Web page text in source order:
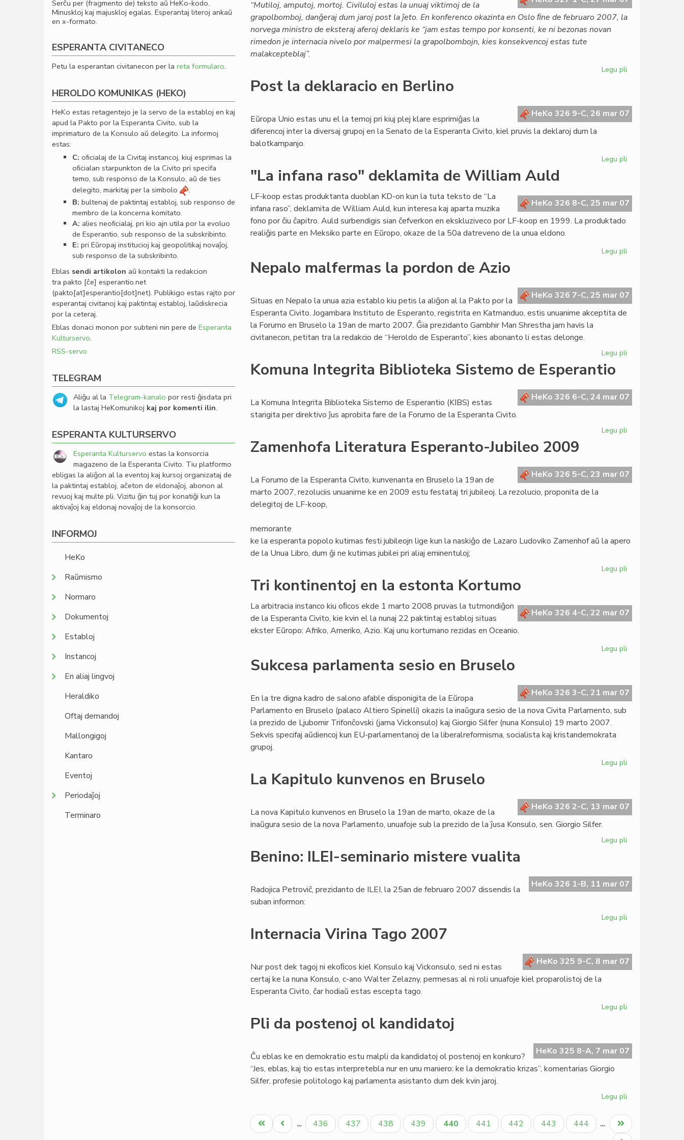
“Mutiloj, amputoj, mortoj. Civiluloj estas la unuaj viktimoj de la
grapolbomboj, danĝeraj dum jaroj post la ĵeto. En konferenco okazinta en Oslo ﬁne de februaro 2007, la
norvega ministro de eksteraj aferoj deklaris ke “jam estas tempo por konsenti, ke ni bezonas novan
rimedon je internacia nivelo por malpermesi la grapolbombojn, kies konsekvencoj estas tute
malakcepteblaj”.
Legu pli
pacifismaj
kampanjoj
Post la deklaracio en Berlino
HeKo 326 9-C, 26 mar 07
Eŭropa Unio estas unu el la temoj pri kiuj plej klare esprimiĝas la
diferencoj inter la diversaj grupoj en la Senato de la Esperanta Civito, kiel pruvis la deklaroj dum la
balotkampanjo.
Legu pli
en
Berlino
"La infana raso" deklamita de William Auld
HeKo 326 8-C, 25 mar 07
LF-koop estas produktanta duoblan KD-on kun la tuta teksto de “La
infana raso”, deklamita de William Auld, kun interesa kaj aparta muzika
fono por ĉiu ĉapitro. Auld surbendigis sian ĉefverkon en ekskluziveco por LF-koop en 1999. La produktado
realiĝis parte en Meksiko parte en Eŭropo, okaze de la 50a datreveno de la unua eldono.
Legu pli
deklamita
de
Nepalo malfermas la pordon de Azio
HeKo 326 7-C, 25 mar 07
Situas en Nepalo la unua azia establo kiu petis la aliĝon al la Pakto por la
Esperanta Civito. Jogambara Instituto de Esperanto, registrita en Katmanduo, estis unuanime akceptita de
la Forumo en Bruselo la 19an de marto 2007. Ĝia prezidanto Gambhir Man Shrestha jam havis la
civitanecon, petitan tra la redakcio de “Heroldo de Esperanto”, kies abonanto li estas delonge.
Legu pli
pordon
de
Komuna Integrita Biblioteka Sistemo de Esperantio
HeKo 326 6-C, 24 mar 07
La Komuna Integrita Biblioteka Sistemo de Esperantio (KIBS) estas
starigita per direktivo ĵus aprobita fare de la Forumo de la Esperanta Civito.
Legu pli
Sistemo
de
Zamenhofa Literatura Esperanto-Jubileo 2009
HeKo 326 5-C, 23 mar 07
La Forumo de la Esperanta Civito, kunvenanta en Bruselo la 19an de
marto 2007, rezoluciis unuanime ke en 2009 estu festataj tri jubileoj. La rezolucio, proponita de la
delegitoj de LF-koop,
memorante
ke la esperanta popolo kutimas festi jubileojn lige kun la naskiĝo de Lazaro Ludoviko Zamenhof aŭ la apero
de la Unua Libro, dum ĝi ne kutimas jubilei pri aliaj eminentuloj;
Legu pli
Jubileo
2009
Tri kontinentoj en la estonta Kortumo
HeKo 326 4-C, 22 mar 07
La arbitracia instanco kiu oﬁcos ekde 1 marto 2008 pruvas la tutmondiĝon
de la Esperanta Civito, kie kvin el la nunaj 22 paktintaj establoj situas
ekster Eŭropo: Afriko, Ameriko, Azio. Kaj unu kortumano rezidas en Oceanio.
Legu pli
la
estonta
Sukcesa parlamenta sesio en Bruselo
HeKo 326 3-C, 21 mar 07
En la tre digna kadro de salono afable disponigita de la Eŭropa
Parlamento en Bruselo (palaco Altiero Spinelli) okazis la inaŭgura sesio de la nova Civita Parlamento, sub
la prezido de Ljubomir Trifonĉovski (jama Vickonsulo) kaj Giorgio Silfer (nuna Konsulo) 19 marto 2007.
Sekvis specifaj aŭdiencoj kun EU-parlamentanoj de la liberalreformisma, socialista kaj kristandemokrata
grupoj.
Legu pli
en
Bruselo
La Kapitulo kunvenos en Bruselo
HeKo 326 2-C, 13 mar 07
La nova Kapitulo kunvenos en Bruselo la 19an de marto, okaze de la
inaŭgura sesio de la nova Parlamento, unuafoje sub la prezido de la ĵusa Konsulo, sen. Giorgio Silfer.
Legu pli
en
Bruselo
Benino: ILEI-seminario mistere vualita
HeKo 326 1-B, 11 mar 07
Radojica Petroviĉ, prezidanto de ILEI, la 25an de februaro 2007 dissendis la
suban informon:
Legu pli
mistere
vualita
Internacia Virina Tago 2007
HeKo 325 9-C, 8 mar 07
Nur post dek tagoj ni ekoﬁcos kiel Konsulo kaj Vickonsulo, sed ni estas
certaj ke la nuna Konsulo, c-ano Walter Zelazny, permesas al ni roli unuafoje kiel proparolistoj de la
Esperanta Civito, ĉar hodiaŭ estas escepta tago.
Legu pli
2007
Pli da postenoj ol kandidatoj
HeKo 325 8-A, 7 mar 07
Ĉu eblas ke en demokratio estu malpli da kandidatoj ol postenoj en konkuro?
“Jes, eblas, kaj tio estas interpretebla nur en unu maniero: ke la demokratio krizas”, komentarias Giorgio
Silfer, profesie politologo kaj parlamenta asistanto dum dek kvin jaroj.
Legu pli
da
postenoj
Pagination
Unua
paĝo
Antaŭa
paĝo
… Paĝo
436 Paĝo
437 Paĝo
438 Paĝo
439
Aktuala
paĝo
440 Paĝo
441 Paĝo
442 Paĝo
443 Paĝo
444 …
Last
page
Serĉu per (fragmento de) teksto aŭ HeKo-kodo.
Minuskloj kaj majuskloj egalas. Esperantaj literoj ankaŭ
en x-formato.
ESPERANTA CIVITANECO
Petu la esperantan civitanecon per la reta formularo.
HEROLDO KOMUNIKAS (HEKO)
HeKo estas retagentejo je la servo de la establoj en kaj
apud la Pakto por la Esperanta Civito, sub la
imprimaturo de la Konsulo aŭ delegito. La informoj
estas:
C: oﬁcialaj de la Civitaj instancoj, kiuj esprimas la
oﬁcialan starpunkton de la Civito pri specifa
temo, sub responso de la Konsulo, aŭ de ties
delegito, markitaj per la simbolo
.
B: bultenaj de paktintaj establoj, sub responso de
membro de la koncerna komitato.
A: alies neoﬁcialaj, pri kio ajn utila por la evoluo
de Esperantio, sub responso de la subskribinto.
E: pri Eŭropaj institucioj kaj geopolitikaj novaĵoj,
sub responso de la subskribinto.
Eblas sendi artikolon aŭ kontakti la redakcion
tra pakto [ĉe] esperantio.net
(pakto[at]esperantio[dot]net). Publikigo estas rajto por
esperantaj civitanoj kaj paktintaj establoj, laŭdiskrecia
por la ceteraj.
Eblas donaci monon por subteni nin pere de Esperanta
Kulturservo.
RSS-servo
TELEGRAM
Aliĝu al la Telegram-kanalo por resti ĝisdata pri
la lastaj HeKomunikoj kaj por komenti ilin.
ESPERANTA KULTURSERVO
Esperanta Kulturservo estas la konsorcia
magazeno de la Esperanta Civito. Tiu platformo
ebligas la aliĝon al la eventoj kaj kursoj organizataj de
la paktintaj establoj, aĉeton de eldonaĵoj, abonon al
revuoj kaj multe pli. Vizitu ĝin tuj por konatiĝi kun la
aktivaĵoj kaj eldonaj novaĵoj de la konsorcio.
INFORMOJ
HeKo
Raŭmismo
Normaro
Dokumentoj
Establoj
Instancoj
En aliaj lingvoj
Heraldiko
Oftaj demandoj
Mallongigoj
Kantaro
Eventoj
Periodaĵoj
Terminaro